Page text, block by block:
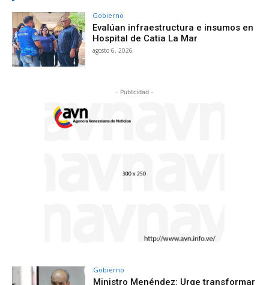
Gobierno
Evalúan infraestructura e insumos en
Hospital de Catia La Mar
agosto 6, 2026
- Publicidad -
Gobierno
Ministro Menéndez: Urge transformar